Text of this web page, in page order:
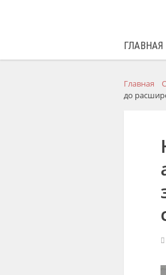
ГЛАВНАЯ
Главная
до